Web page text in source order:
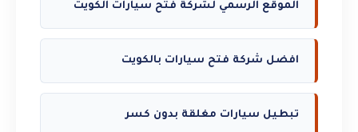
الموقع الرسمي لشركة فتح سيارات الكويت
افضل شركة فتح سيارات بالكويت
تبطيل سيارات مغلقة بدون كسر